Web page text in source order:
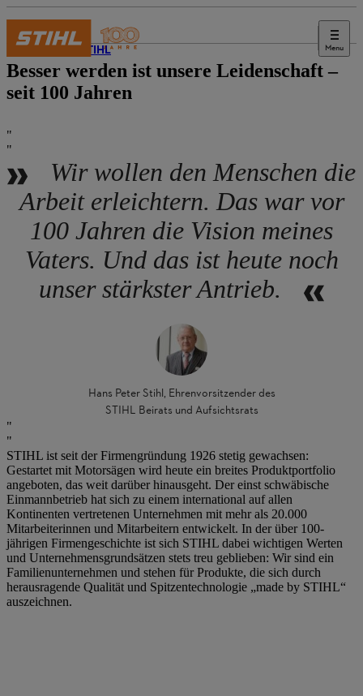
Menu
Über STIHL
Besser werden ist unsere Leidenschaft –
seit 100 Jahren
Wir wollen den Menschen die
Arbeit erleichtern. Das war vor
100 Jahren die Vision meines
Vaters. Und das ist heute noch
unser stärkster Antrieb.
Hans Peter Stihl, Ehrenvorsitzender des
STIHL Beirats und Aufsichtsrats
STIHL ist seit der Firmengründung 1926 stetig gewachsen:
Gestartet mit Motorsägen wird heute ein breites Produktportfolio
angeboten, das weit darüber hinausgeht. Der einst schwäbische
Einmannbetrieb hat sich zu einem international auf allen
Kontinenten vertretenen Unternehmen mit mehr als 20.000
Mitarbeiterinnen und Mitarbeitern entwickelt. In der über 100-
jährigen Firmengeschichte ist sich STIHL dabei wichtigen Werten
und Unternehmensgrundsätzen stets treu geblieben: Wir sind ein
Familienunternehmen und stehen für Produkte, die sich durch
herausragende Qualität und Spitzentechnologie „made by STIHL“
auszeichnen.